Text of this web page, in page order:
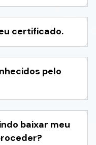
certificado.
pelo
baixar meu